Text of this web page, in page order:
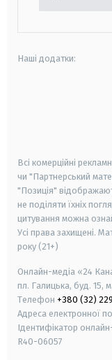
Наші додатки:
Всі комерційні
чи "Партнерський
"Позиція"
не поділяти їхніх
цитування можна
Усі права захищені.
року (21+)
Онлайн-медіа «24
пл. Галицька, буд. 15,
Телефон +380 (32)
Адреса електронної
Ідентифікатор
R40-06057